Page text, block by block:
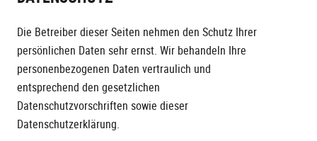
Die Betreiber dieser Seiten nehmen den Schutz Ihrer
persönlichen Daten sehr ernst. Wir behandeln Ihre
personenbezogenen Daten vertraulich und
entsprechend den gesetzlichen
Datenschutzvorschriften sowie dieser
Datenschutzerklärung.